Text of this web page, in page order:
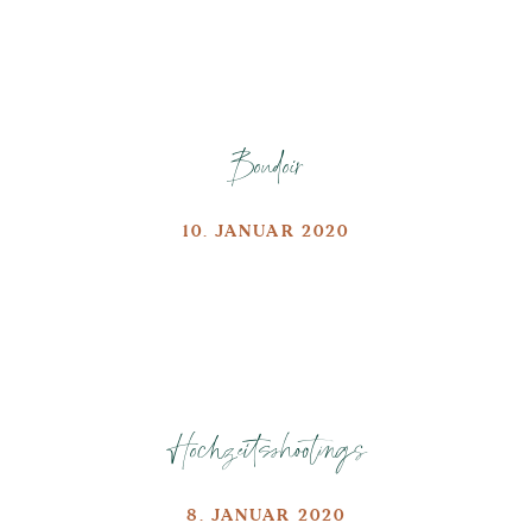
Boudoir
10. JANUAR 2020
Hochzeitsshootings
8. JANUAR 2020